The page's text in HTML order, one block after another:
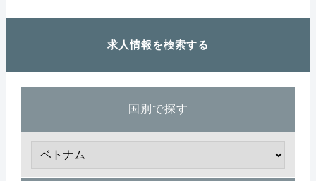
求人情報を検索する
国別で探す